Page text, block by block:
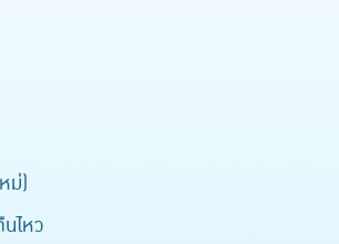
ม่)
ไหว